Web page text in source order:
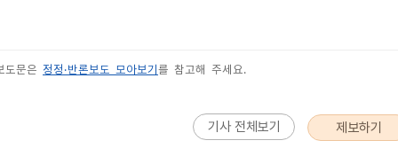
문은 정정·반론보도 모아보기 를 참고해 주세요.
기사 전체보기 제보하기